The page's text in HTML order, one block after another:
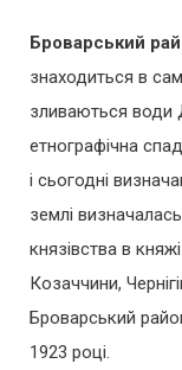
Броварський
знаходиться в
зливаються води
етнографічна
і сьогодні
землі
князівства в
Козаччини,
Броварський
1923 році.